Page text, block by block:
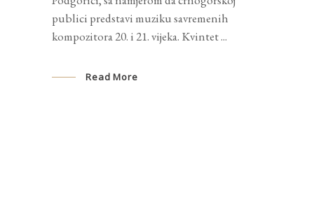
publici predstavi muziku savremenih
kompozitora 20. i 21. vijeka. Kvintet
Read More